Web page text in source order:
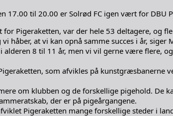
17.00 til 20.00 er Solrød FC igen vært for
for Pigeraketten, var der hele 53 deltagere, og
håber, at vi kan opnå samme succes i år,
alderen 8 til 11 år, men vi vil gerne være flere,
som afvikles på kunstgræsbanerne
om klubben og de forskellige pigehold. De
der er på pigeårgangene.
Pigeraketten mange forskellige steder i